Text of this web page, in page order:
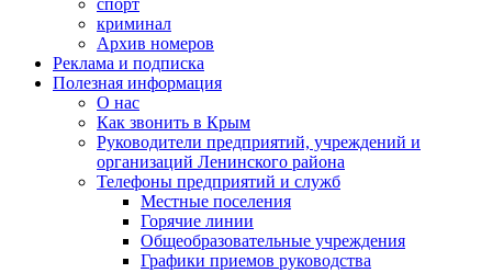
криминал
Архив номеров
Реклама и подписка
Полезная информация
О нас
Как звонить в Крым
Руководители предприятий, учреждений и
организаций Ленинского района
Телефоны предприятий и служб
Местные поселения
Горячие линии
Общеобразовательные учреждения
Графики приемов руководства